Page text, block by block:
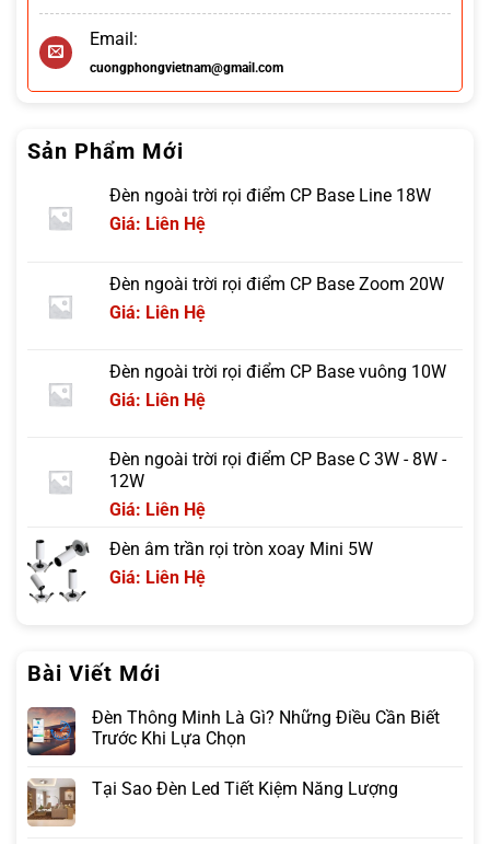
Email:
cuongphongvietnam@gmail.com
Sản Phẩm Mới
Đèn ngoài trời rọi điểm CP Base Line 18W
Giá: Liên Hệ
Đèn ngoài trời rọi điểm CP Base Zoom 20W
Giá: Liên Hệ
Đèn ngoài trời rọi điểm CP Base vuông 10W
Giá: Liên Hệ
Đèn ngoài trời rọi điểm CP Base C 3W - 8W -
12W
Giá: Liên Hệ
Đèn âm trần rọi tròn xoay Mini 5W
Giá: Liên Hệ
Bài Viết Mới
Đèn Thông Minh Là Gì? Những Điều Cần Biết
Trước Khi Lựa Chọn
Tại Sao Đèn Led Tiết Kiệm Năng Lượng